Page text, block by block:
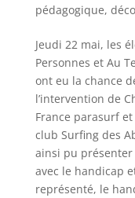
pédagogique,
Jeudi 22 mai, les
Personnes et Au
ont eu la chance
l’intervention de
France parasurf
club Surfing des
ainsi pu
avec le handicap
représenté, le